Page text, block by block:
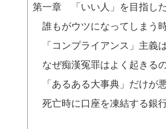
第一章 「いい人」を目指し
誰もがウツになってしまう
「コンプライアンス」主義
なぜ痴漢冤罪はよく起きる
「あるある大事典」だけが
死亡時に口座を凍結する銀